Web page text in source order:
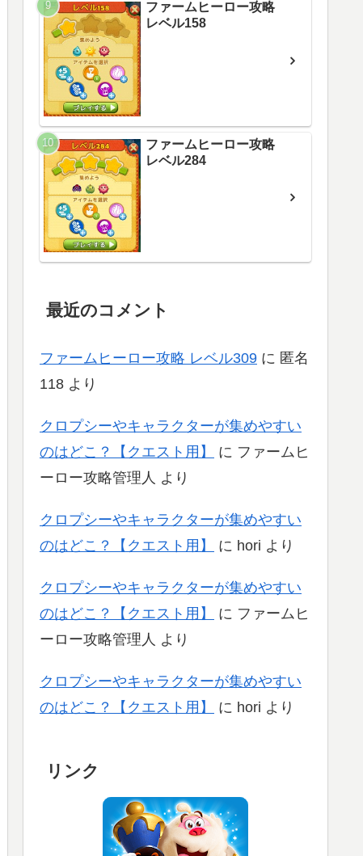
ファームヒーロー攻略
レベル158
ファームヒーロー攻略
レベル284
最近のコメント
ファームヒーロー攻略 レベル309 に 匿名
118 より
クロプシーやキャラクターが集めやすい
のはどこ？【クエスト用】
に ファームヒ
ーロー攻略管理人 より
クロプシーやキャラクターが集めやすい
のはどこ？【クエスト用】
に hori より
クロプシーやキャラクターが集めやすい
のはどこ？【クエスト用】
に ファームヒ
ーロー攻略管理人 より
クロプシーやキャラクターが集めやすい
のはどこ？【クエスト用】
に hori より
リンク